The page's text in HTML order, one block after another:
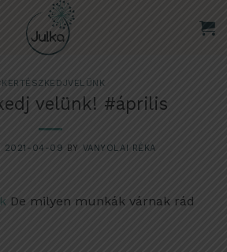
velünk! #április
2021-04-09 BY VANYOLAI RÉKA
De milyen munkák várnak rád